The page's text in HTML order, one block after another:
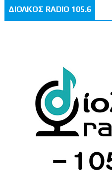
ΔΙΟΛΚΟΣ RADIO 105.6